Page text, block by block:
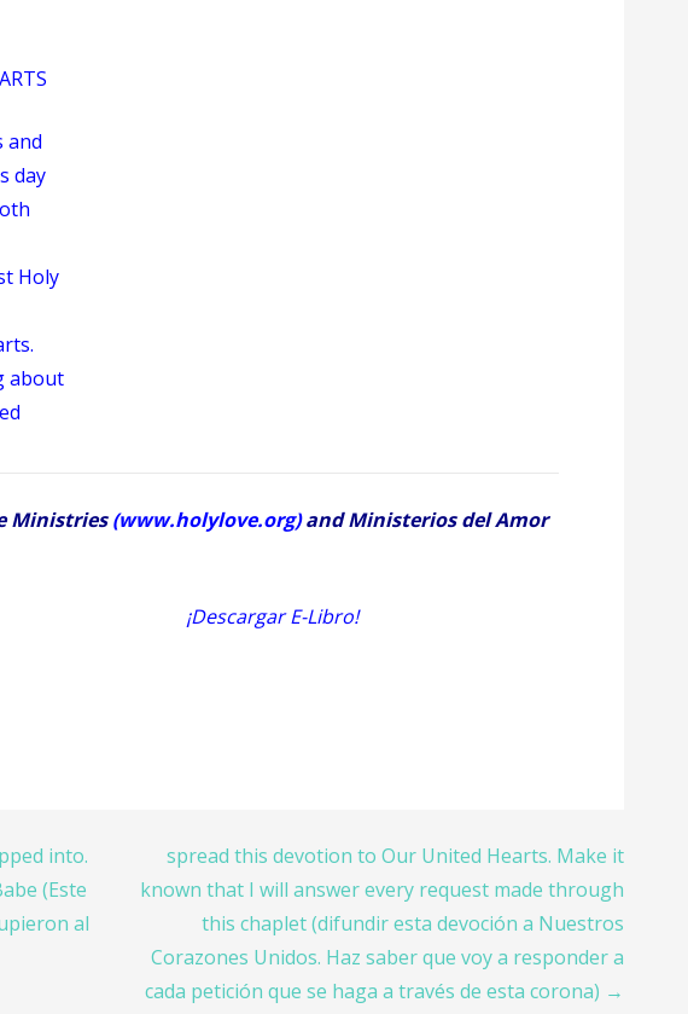
and
day
Holy
about
Ministries(www.holylove.org)and Ministerios del Amor
E-Libro!
into.
(Este
al
spread this devotion to Our United Hearts. Make it
known that I will answer every request made through
this chaplet (difundir esta devoción a Nuestros
Corazones Unidos. Haz saber que voy a responder a
cada petición que se haga a través de esta corona) →